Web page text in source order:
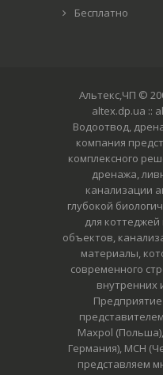
Бесплатно
Альтекс,ЧП ©
altex.dp.ua ::
Водоотвод,
компания
комплексного
дренажа,
канализации
глубокой
для
объектов,
материалы,
современного
внутренних
Предприятие
Maxpol
Германия), MCH
представляем